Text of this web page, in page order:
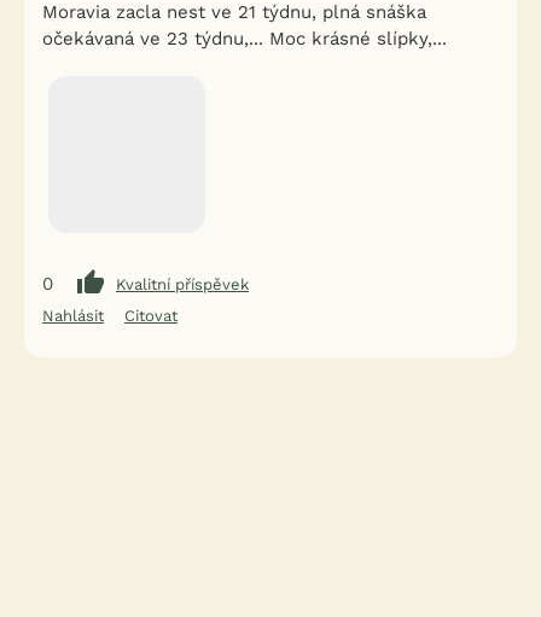
Moravia zacla nest ve 21 týdnu, plná snáška
očekávaná ve 23 týdnu,... Moc krásné slípky,...
0
Kvalitní příspěvek
Nahlásit
Citovat